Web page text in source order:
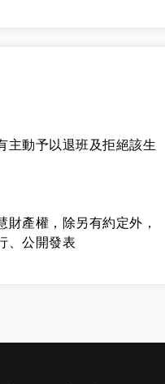
主動予以退班及拒絕該生
產權，除另有約定外，
、公開發表